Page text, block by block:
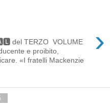
›
TERZO VOLUME
e proibito,
«I fratelli Mackenzie